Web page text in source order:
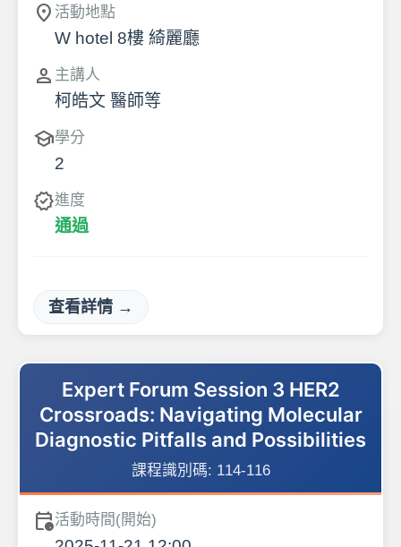
location_on 活動地點
W hotel 8樓 綺麗廳
person 主講人
柯皓文 醫師等
school學分
2
verified進度
通過
查看詳情 →
Expert Forum Session 3 HER2
Crossroads: Navigating Molecular
Diagnostic Pitfalls and Possibilities
課程識別碼: 114-116
calendar_clock活動時間(開始)